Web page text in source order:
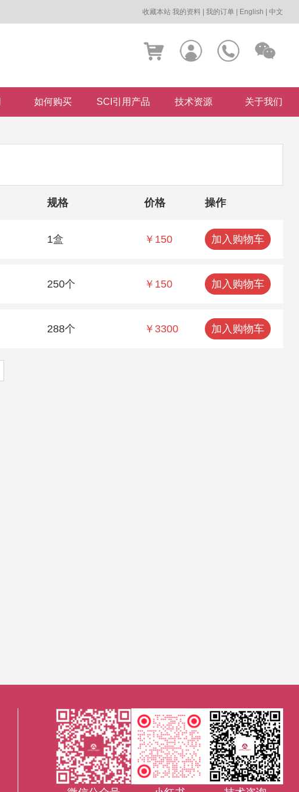
收藏本站 我的资料 |我的订单 English |中文
如何购买 SCI引用产品 技术资源 关于我们
规格 价格 操作
1盒 ￥150 加入购物车
250个 ￥150 加入购物车
288个 ￥3300 加入购物车